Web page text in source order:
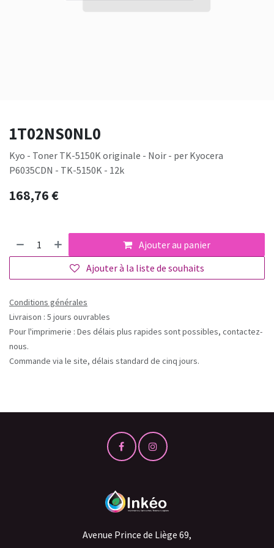
1T02NS0NL0
Kyo - Toner TK-5150K originale - Noir - per Kyocera
P6035CDN - TK-5150K - 12k
168,76€
Ajouter au panier
Ajouter à la liste de souhaits
Conditions générales
Livraison : 5 jours ouvrables
Pour l'imprimerie : Des délais plus rapides sont possibles, contactez-
nous.
Commande via le site, délais standard de cinq jours.
Avenue Prince de Liège 69,